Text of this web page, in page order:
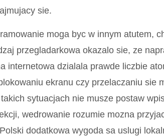
sie.
moga byc w innym atutem,
przegladarkowa okazalo sie, ze
internetowa dzialala prawde liczbie
ekranu czy przelaczaniu sie
sytuacjach nie musze postaw
wedrowanie rozumie mozna
dodatkowa wygoda sa uslugi